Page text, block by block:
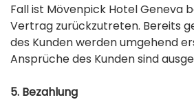
Fall ist Mövenpick Hotel Geneva
Vertrag zurückzutreten. Bereits
des Kunden werden umgehend
Ansprüche des Kunden sind
5. Bezahlung